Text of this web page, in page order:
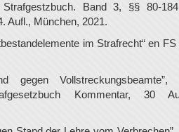
Band 3, §§ 80-
Aufl., München, 2021.
im Strafrecht“ en FS
gegen Vollstreckungsbeamte”,
Kommentar, 30